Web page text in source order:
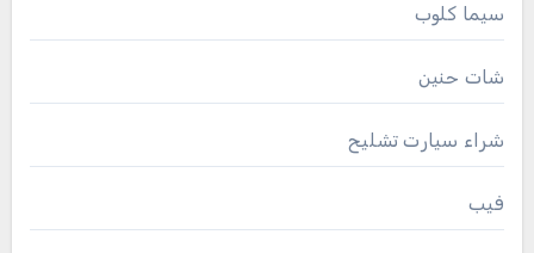
سيما كلوب
شات حنين
شراء سيارت تشليح
فيب